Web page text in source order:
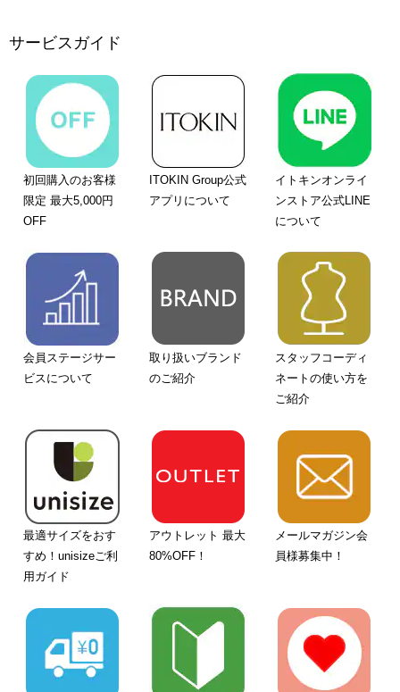
サービスガイド
初回購入のお客様
限定 最大5,000円
OFF
ITOKIN Group公式
アプリについて
イトキンオンライ
ンストア公式LINE
について
会員ステージサー
ビスについて
取り扱いブランド
のご紹介
スタッフコーディ
ネートの使い方を
ご紹介
最適サイズをおす
すめ！unisizeご利
用ガイド
アウトレット 最大
80%OFF！
メールマガジン会
員様募集中！